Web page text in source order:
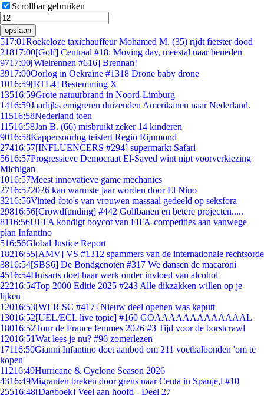
Scrollbar gebruiken
opslaan
517:01Roekeloze taxichauffeur Mohamed M. (35) rijdt fietster dood
21817:00[Golf] Centraal #18: Moving day, meestal naar beneden
9717:00[Wielrennen #616] Brennan!
3917:00Oorlog in Oekraïne #1318 Drone baby drone
1016:59[RTL4] Bestemming X
13516:59Grote natuurbrand in Noord-Limburg
1416:59Jaarlijks emigreren duizenden Amerikanen naar Nederland.
11516:58Nederland toen
11516:58Jan B. (66) misbruikt zeker 14 kinderen
9016:58Kappersoorlog teistert Regio Rijnmond
27416:57[INFLUENCERS #294] supermarkt Safari
5616:57Progressieve Democraat El-Sayed wint nipt voorverkiezing
Michigan
1016:57Meest innovatieve game mechanics
2716:572026 kan warmste jaar worden door El Nino
3216:56Vinted-foto's van vrouwen massaal gedeeld op seksfora
29816:56[Crowdfunding] #442 Golfbanen en betere projecten.....
8116:56UEFA kondigt boycot van FIFA-competities aan vanwege
plan Infantino
516:56Global Justice Report
18216:55[AMV] VS #1312 spammers van de internationale rechtsorde
3816:54[SBS6] De Bondgenoten #317 We dansen de macaroni
4516:54Huisarts doet haar werk onder invloed van alcohol
22216:54Top 2000 Editie 2025 #243 Alle dikzakken willen op je
lijken
12016:53[WLR SC #417] Nieuw deel openen was kaputt
13016:52[UEL/ECL live topic] #160 GOAAAAAAAAAAAAAL
18016:52Tour de France femmes 2026 #3 Tijd voor de borstcrawl
12016:51Wat lees je nu? #96 zomerlezen
17116:50Gianni Infantino doet aanbod om 211 voetbalbonden 'om te
kopen'
11216:49Hurricane & Cyclone Season 2026
4316:49Migranten breken door grens naar Ceuta in Spanje,l #10
25516:48[Dagboek] Veel aan hoofd - Deel 27